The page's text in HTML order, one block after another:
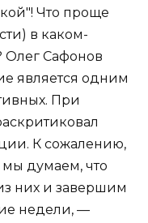
Что проще
в каком-
Олег Сафонов
является одним
При
К сожалению,
думаем, что
них и завершим
недели, —